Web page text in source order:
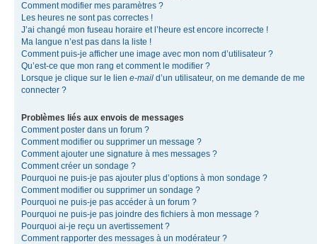
Comment modifier mes paramètres ?
Les heures ne sont pas correctes !
J’ai changé mon fuseau horaire et l’heure est encore incorrecte !
Ma langue n’est pas dans la liste !
Comment puis-je afficher une image avec mon nom d’utilisateur ?
Qu’est-ce que mon rang et comment le modifier ?
Lorsque je clique sur le lien e-mail d’un utilisateur, on me demande de me
connecter ?
Problèmes liés aux envois de messages
Comment poster dans un forum ?
Comment modifier ou supprimer un message ?
Comment ajouter une signature à mes messages ?
Comment créer un sondage ?
Pourquoi ne puis-je pas ajouter plus d’options à mon sondage ?
Comment modifier ou supprimer un sondage ?
Pourquoi ne puis-je pas accéder à un forum ?
Pourquoi ne puis-je pas joindre des fichiers à mon message ?
Pourquoi ai-je reçu un avertissement ?
Comment rapporter des messages à un modérateur ?